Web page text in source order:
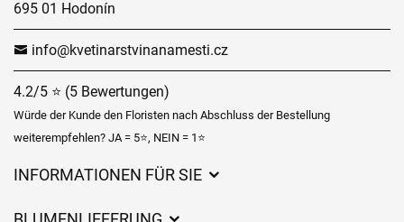
695 01 Hodonín
info@kvetinarstvinanamesti.cz
4.2/5 ⭐ (5 Bewertungen)
Würde der Kunde den Floristen nach Abschluss der Bestellung
weiterempfehlen? JA = 5⭐, NEIN = 1⭐
INFORMATIONEN FÜR SIE